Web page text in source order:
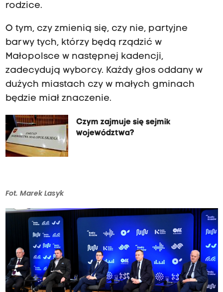
rodzice.
O tym, czy zmienią się, czy nie, partyjne
barwy tych, którzy będą rządzić w
Małopolsce w następnej kadencji,
zadecydują wyborcy. Każdy głos oddany w
dużych miastach czy w małych gminach
będzie miał znaczenie.
Czym zajmuje się sejmik
województwa?
Fot. Marek Lasyk